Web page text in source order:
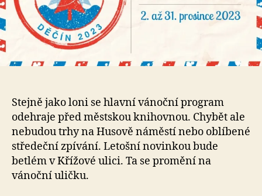
Stejně jako loni se hlavní vánoční program
odehraje před městskou knihovnou. Chybět ale
nebudou trhy na Husově náměstí nebo oblíbené
středeční zpívání. Letošní novinkou bude
betlém v Křížové ulici. Ta se promění na
vánoční uličku.